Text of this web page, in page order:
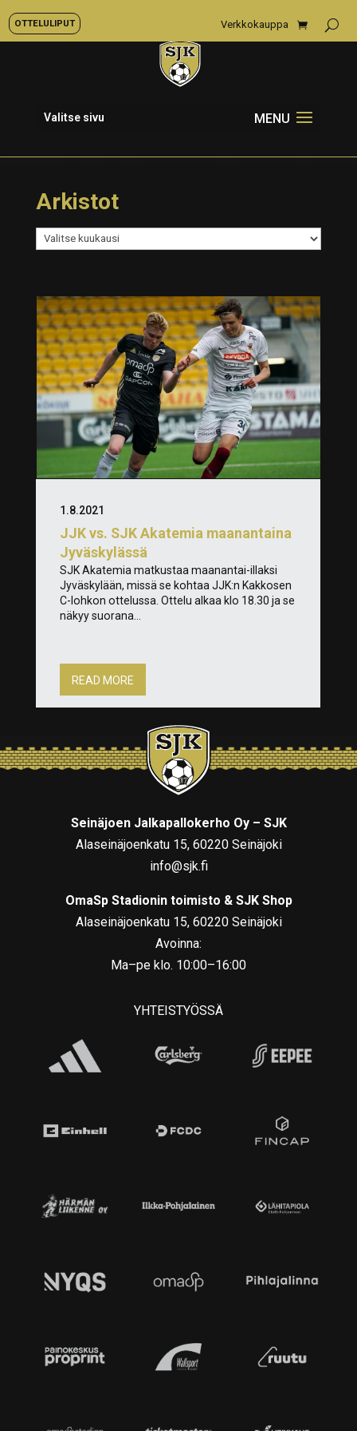
OTTELULIPUT Verkkokauppa
Valitse sivu
Arkistot
Arkistot
JJK vs. SJK Akatemia maanantaina
Jyväskylässä
1.8.2021
SJK Akatemia matkustaa maanantai-illaksi
Jyväskylään, missä se kohtaa JJK:n Kakkosen
C-lohkon ottelussa. Ottelu alkaa klo 18.30 ja se
näkyy suorana...
READ MORE
Seinäjoen Jalkapallokerho Oy – SJK
Alaseinäjoenkatu 15, 60220 Seinäjoki
info@sjk.fi
OmaSp Stadionin toimisto & SJK Shop
Alaseinäjoenkatu 15, 60220 Seinäjoki
Avoinna:
Ma–pe klo. 10:00–16:00
YHTEISTYÖSSÄ